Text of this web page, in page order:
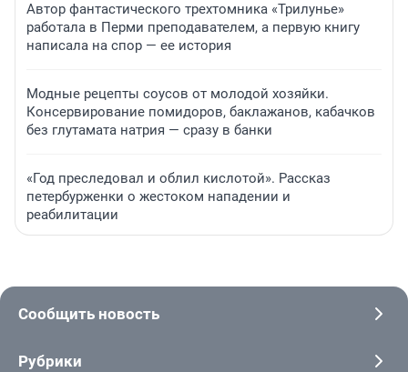
Автор фантастического трехтомника «Трилунье»
работала в Перми преподавателем, а первую книгу
написала на спор — ее история
Модные рецепты соусов от молодой хозяйки.
Консервирование помидоров, баклажанов, кабачков
без глутамата натрия — сразу в банки
«Год преследовал и облил кислотой». Рассказ
петербурженки о жестоком нападении и
реабилитации
Сообщить новость
Рубрики